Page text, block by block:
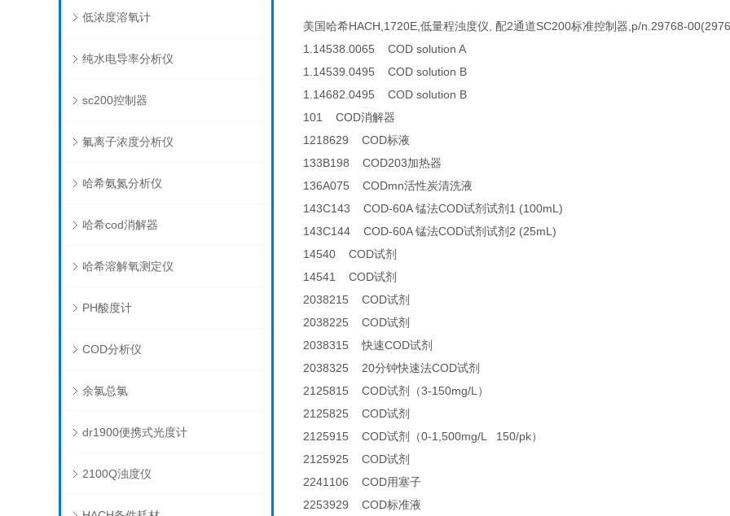
低浓度溶氧计
纯水电导率分析仪
sc200控制器
氟离子浓度分析仪
哈希氨氮分析仪
哈希cod消解器
哈希溶解氧测定仪
PH酸度计
COD分析仪
余氯总氯
dr1900便携式光度计
2100Q浊度仪
美国哈希HACH,1720E,低量程浊度仪, 配2通道SC200标准控制器,p/n.29768-
1.14538.0065 COD solution A
1.14539.0495 COD solution B
1.14682.0495 COD solution B
101 COD消解器
1218629 COD标液
133B198 COD203加热器
136A075 CODmn活性炭清洗液
143C143 COD-60A 锰法COD试剂试剂1 (100mL)
143C144 COD-60A 锰法COD试剂试剂2 (25mL)
14540 COD试剂
14541 COD试剂
2038215 COD试剂
2038225 COD试剂
2038315 快速COD试剂
2038325 20分钟快速法COD试剂
2125815 COD试剂（3-150mg/L）
2125825 COD试剂
2125915 COD试剂（0-1,500mg/L 150/pk）
2125925 COD试剂
2241106 COD用塞子
2253929 COD标准液